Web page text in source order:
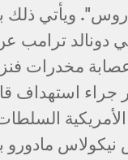
ويأتي ذلك
دونالد ترامب
مخدرات
2 سبتمبر جراء
مادورو